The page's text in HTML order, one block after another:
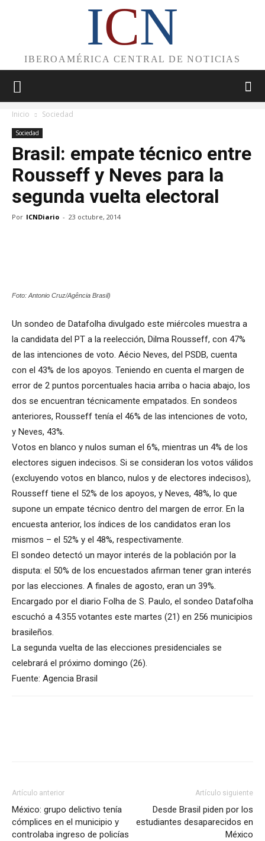
ICN
IBEROAMÉRICA CENTRAL DE NOTICIAS
Inicio Sociedad
Sociedad
Brasil: empate técnico entre
Rousseff y Neves para la
segunda vuelta electoral
Por ICNDiario - 23 octubre, 2014
Foto: Antonio Cruz/Agência Brasil)
Un sondeo de Datafolha divulgado este miércoles muestra a
la candidata del PT a la reelección, Dilma Rousseff, con 47%
de las intenciones de voto. Aécio Neves, del PSDB, cuenta
con el 43% de los apoyos. Teniendo en cuenta el margen de
error de 2 puntos porcentuales hacia arriba o hacia abajo, los
dos se encuentran técnicamente empatados. En sondeos
anteriores, Rousseff tenía el 46% de las intenciones de voto,
y Neves, 43%.
Votos en blanco y nulos suman el 6%, mientras un 4% de los
electores siguen indecisos. Si se consideran los votos válidos
(excluyendo votos en blanco, nulos y de electores indecisos),
Rousseff tiene el 52% de los apoyos, y Neves, 48%, lo que
supone un empate técnico dentro del margen de error. En la
encuesta anterior, los índices de los candidatos eran los
mismos – el 52% y el 48%, respectivamente.
El sondeo detectó un mayor interés de la población por la
disputa: el 50% de los encuestados afirman tener gran interés
por las elecciones. A finales de agosto, eran un 39%.
Encargado por el diario Folha de S. Paulo, el sondeo Datafolha
escuchó a 4.355 votantes este martes (21) en 256 municipios
brasileños.
La segunda vuelta de las elecciones presidenciales se
celebrará el próximo domingo (26).
Fuente: Agencia Brasil
Artículo anterior
México: grupo delictivo tenía
cómplices en el municipio y
controlaba ingreso de policías
Artículo siguiente
Desde Brasil piden por los
estudiantes desaparecidos en
México